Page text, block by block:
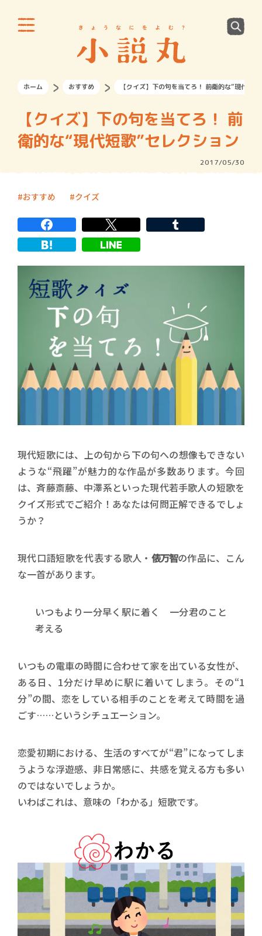
ホーム おすすめ 【クイズ】下の句を当てろ！ 前衛的な“現代短
【クイズ】下の句を当てろ！ 前
衛的な“現代短歌”セレクション
2017/05/30
おすすめ クイズ
現代短歌には、上の句から下の句への想像もできない
ような“飛躍”が魅力的な作品が多数あります。今回
は、斉藤斎藤、中澤系といった現代若手歌人の短歌を
クイズ形式でご紹介！あなたは何問正解できるでしょ
うか？
現代口語短歌を代表する歌人・ 俵万智の作品に、こん
な一首があります。
いつもより一分早く駅に着く 一分君のこと
考える
いつもの電車の時間に合わせて家を出ている女性が、
ある日、1分だけ早めに駅に着いてしまう。その“1
分”の間、恋をしている相手のことを考えて時間を過
ごす……というシチュエーション。
恋愛初期における、生活のすべてが“君”になってしま
うような浮遊感、非日常感に、共感を覚える方も多い
のではないでしょうか。
いわばこれは、意味の「わかる」短歌です。